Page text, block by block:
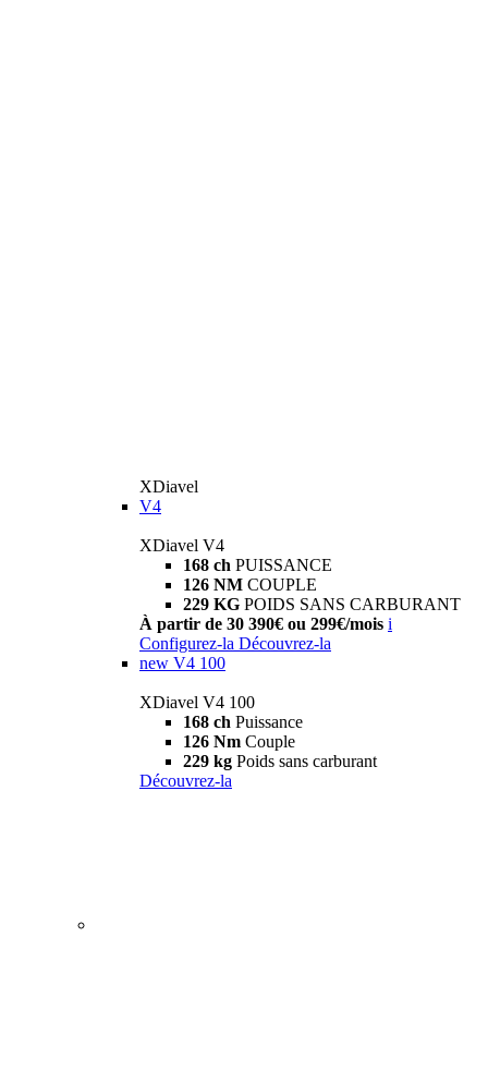
XDiavel
V4
XDiavel V4
168 ch PUISSANCE
126 NM COUPLE
229 KG POIDS SANS CARBURANT
À partir de 30 390€ ou 299€/mois i
Configurez-la Découvrez-la
new V4 100
XDiavel V4 100
168 ch Puissance
126 Nm Couple
229 kg Poids sans carburant
Découvrez-la